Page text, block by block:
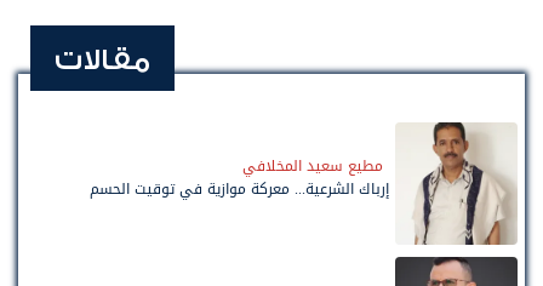
مقالات
مطيع سعيد المخلافي
إرباك الشرعية... معركة موازية في توقيت الحسم